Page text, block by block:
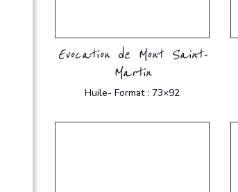
Evocation de Mont Saint-
Martin
Huile- Format : 73×92